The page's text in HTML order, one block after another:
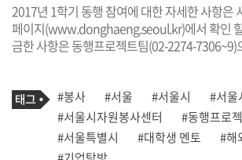
2017년 1학기 동행 참여에 대한 자세한 사항은
페이지(www.donghaeng.seoul.kr)에서 확인
금한 사항은 동행프로젝트팀(02-2274-7306~9)
기
사
관
련
태
그
태
그
#봉사 #서울 #서울시
#서울
#서울시자원봉사센터
#동행프로
#서울특별시
#대학생 멘토
#해